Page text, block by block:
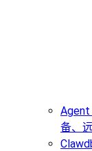
Agent
备、